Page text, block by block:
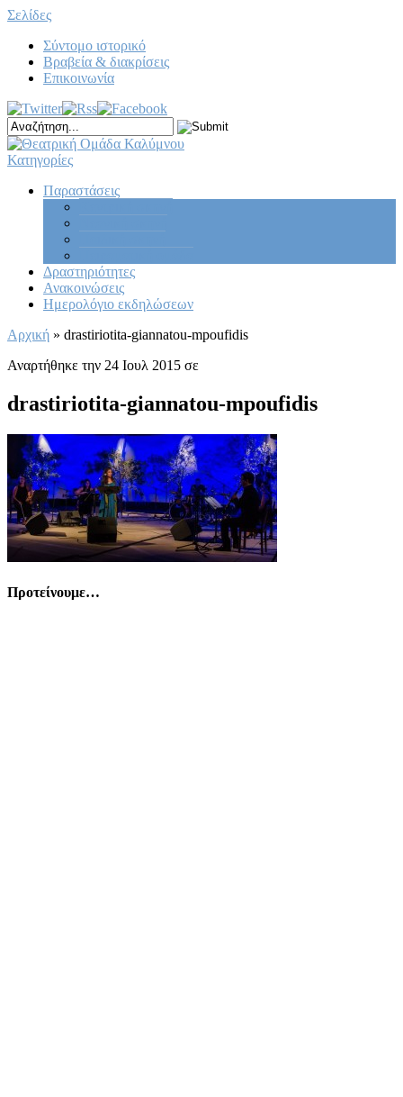
Σελίδες
Σύντομο ιστορικό
Βραβεία & διακρίσεις
Επικοινωνία
Κατηγορίες
Παραστάσεις
Δραστηριότητες
Ανακοινώσεις
Ημερολόγιο εκδηλώσεων
Αρχική » drastiriotita-giannatou-mpoufidis
Αναρτήθηκε την 24 Ιουλ 2015 σε
drastiriotita-giannatou-mpoufidis
Προτείνουμε…